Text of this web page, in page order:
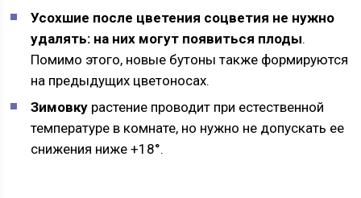
Усохшие после цветения соцветия не нужно
удалять: на них могут появиться плоды.
Помимо этого, новые бутоны также формируются
на предыдущих цветоносах.
Зимовку растение проводит при естественной
температуре в комнате, но нужно не допускать ее
снижения ниже +18°.